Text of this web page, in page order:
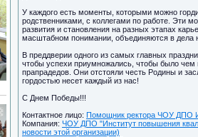
У каждого есть моменты, которыми можно
родственниками, с коллегами по работе. Эти
развития и становления на разных этапах
масштабном понимании, объединяются в дела
В преддверии одного из самых главных
чтобы успехи приумножались, чтобы было чем
прапрадедов. Они отстояли честь Родины и
гордостью несет каждый из нас!
С Днем Победы!!!
Контактное лицо: Помощник ректора ЧОУ ДПО
Компания: ЧОУ ДПО "Институт повышения
новости этой организации)